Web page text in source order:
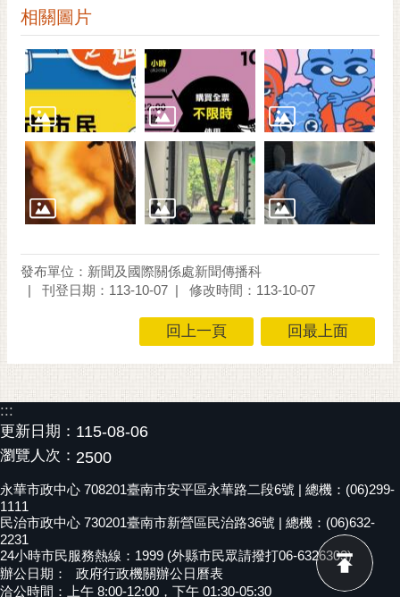
相關圖片
發布單位：新聞及國際關係處新聞傳播科
刊登日期：113-10-07
修改時間：113-10-07
回上一頁 回最上面
:::
更新日期： 115-08-06
瀏覽人次： 2500
永華市政中心 708201臺南市安平區永華路二段6號 | 總機：(06)299-
1111
民治市政中心 730201臺南市新營區民治路36號 | 總機：(06)632-
2231
24小時市民服務熱線：1999 (外縣市民眾請撥打06-6326303)
辦公日期：
政府行政機關辦公日曆表
洽公時間：上午 8:00-12:00，下午 01:30-05:30